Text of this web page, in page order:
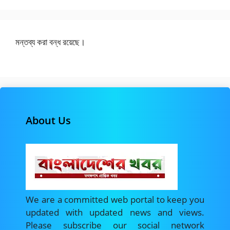
মন্তব্য করা বন্ধ রয়েছে।
About Us
We are a committed web portal to keep you
updated with updated news and views.
Please subscribe our social network